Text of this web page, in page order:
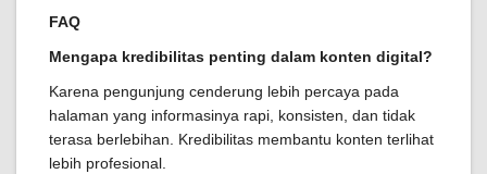
FAQ
Mengapa kredibilitas penting dalam konten digital?
Karena pengunjung cenderung lebih percaya pada
halaman yang informasinya rapi, konsisten, dan tidak
terasa berlebihan. Kredibilitas membantu konten terlihat
lebih profesional.